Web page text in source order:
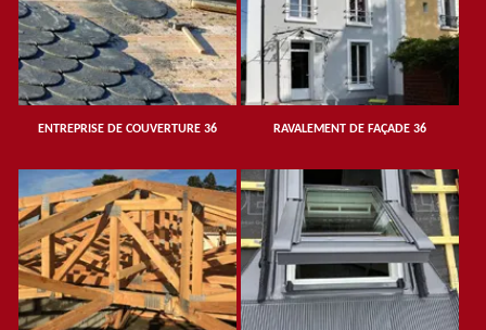
ENTREPRISE DE COUVERTURE 36 RAVALEMENT DE FAÇADE 36